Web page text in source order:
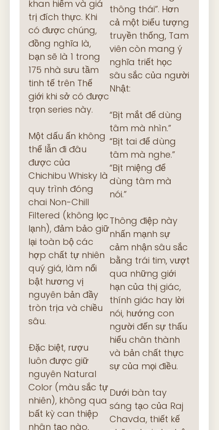
khan hiếm và giá
trị đích thực. Khi
có được chúng,
đồng nghĩa là,
bạn sẽ là 1 trong
175 nhà sưu tầm
tinh tế trên Thế
giới khi sở có được
trọn series này.
Một dấu ấn không
thể lẫn đi đâu
được của
Chichibu Whisky là
quy trình đóng
chai Non-Chill
Filtered (không lọc
lạnh), đảm bảo giữ
lại toàn bộ các
hợp chất tự nhiên
quý giá, làm nổi
bật hương vị
nguyên bản đầy
tròn trịa và chiều
sâu.
Đặc biệt, rượu
luôn được giữ
nguyên Natural
Color (màu sắc tự
nhiên), không qua
bất kỳ can thiệp
nhân tạo nào,
thông thái”. Hơn
cả một biểu tượng
truyền thống, Tam
viên còn mang ý
nghĩa triết học
sâu sắc của người
Nhật:
“Bịt mắt để dùng
tâm mà nhìn.”
“Bịt tai để dùng
tâm mà nghe.”
“Bịt miệng để
dùng tâm mà
nói.”
Thông điệp này
nhấn mạnh sự
cảm nhận sâu sắc
bằng trái tim, vượt
qua những giới
hạn của thị giác,
thính giác hay lời
nói, hướng con
người đến sự thấu
hiểu chân thành
và bản chất thực
sự của mọi điều.
Dưới bàn tay
sáng tạo của Raj
Chavda, thiết kế